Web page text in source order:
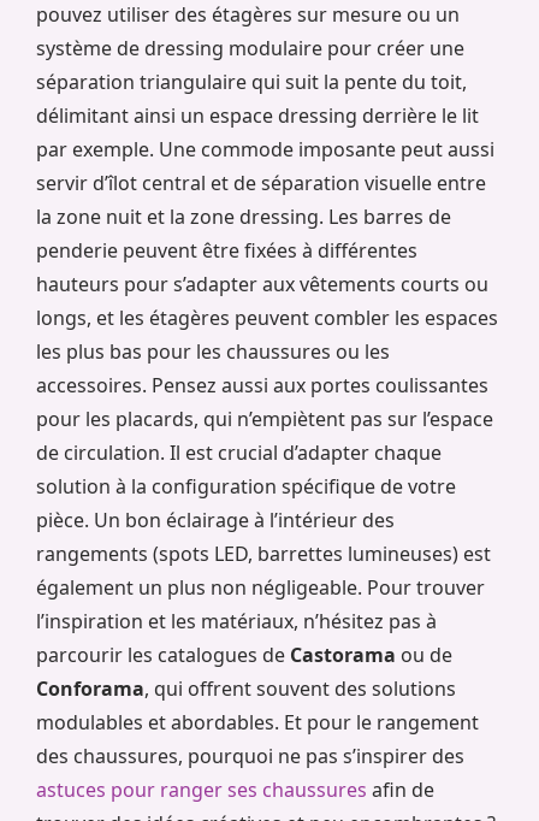
pouvez utiliser des étagères sur mesure ou un
système de dressing modulaire pour créer une
séparation triangulaire qui suit la pente du toit,
délimitant ainsi un espace dressing derrière le lit
par exemple. Une commode imposante peut aussi
servir d’îlot central et de séparation visuelle entre
la zone nuit et la zone dressing. Les barres de
penderie peuvent être fixées à différentes
hauteurs pour s’adapter aux vêtements courts ou
longs, et les étagères peuvent combler les espaces
les plus bas pour les chaussures ou les
accessoires. Pensez aussi aux portes coulissantes
pour les placards, qui n’empiètent pas sur l’espace
de circulation. Il est crucial d’adapter chaque
solution à la configuration spécifique de votre
pièce. Un bon éclairage à l’intérieur des
rangements (spots LED, barrettes lumineuses) est
également un plus non négligeable. Pour trouver
l’inspiration et les matériaux, n’hésitez pas à
parcourir les catalogues de Castorama ou de
Conforama, qui offrent souvent des solutions
modulables et abordables. Et pour le rangement
des chaussures, pourquoi ne pas s’inspirer des
astuces pour ranger ses chaussures afin de